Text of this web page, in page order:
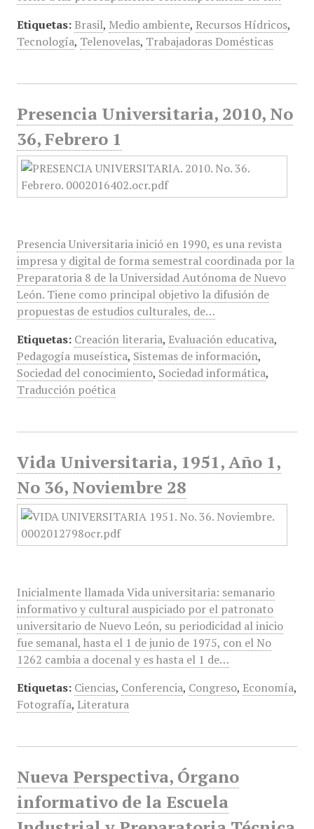
Etiquetas: Brasil, Medio ambiente, Recursos Hídricos,
Tecnología, Telenovelas, Trabajadoras Domésticas
Presencia Universitaria, 2010, No
36, Febrero 1
Presencia Universitaria inició en 1990, es una revista
impresa y digital de forma semestral coordinada por la
Preparatoria 8 de la Universidad Autónoma de Nuevo
León. Tiene como principal objetivo la difusión de
propuestas de estudios culturales, de…
Etiquetas: Creación literaria, Evaluación educativa,
Pedagogía museística, Sistemas de información,
Sociedad del conocimiento, Sociedad informática,
Traducción poética
Vida Universitaria, 1951, Año 1,
No 36, Noviembre 28
Inicialmente llamada Vida universitaria: semanario
informativo y cultural auspiciado por el patronato
universitario de Nuevo León, su periodicidad al inicio
fue semanal, hasta el 1 de junio de 1975, con el No
1262 cambia a docenal y es hasta el 1 de…
Etiquetas: Ciencias, Conferencia, Congreso, Economía,
Fotografía, Literatura
Nueva Perspectiva, Órgano
informativo de la Escuela